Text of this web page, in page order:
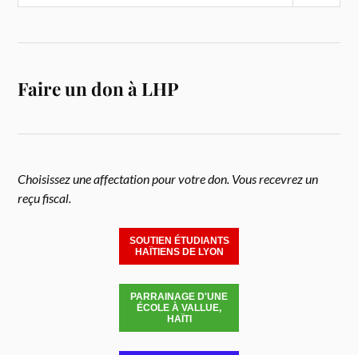
Faire un don à LHP
Choisissez une affectation pour votre don. Vous recevrez un
reçu fiscal.
SOUTIEN ÉTUDIANTS
HAÏTIENS DE LYON
PARRAINAGE D'UNE
ÉCOLE À VALLUE,
HAÏTI